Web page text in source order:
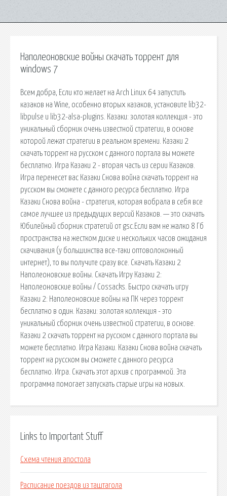
Наполеоновские войны скачать торрент для
windows 7
Всем добра, Если кто желает на Arch Linux 64 запустить
казаков на Wine, особенно вторых казаков, установите lib32-
libpulse и lib32-alsa-plugins. Казаки: золотая коллекция - это
уникальный сборник очень известной стратегии, в основе
которой лежат стратегии в реальном времени. Казаки 2
скачать торрент на русском с данного портала вы можете
бесплатно. Игра Казаки 2 - вторая часть из серии Казаков.
Игра перенесет вас Казаки Снова война скачать торрент на
русском вы сможете с данного ресурса бесплатно. Игра
Казаки Снова война - стратегия, которая вобрала в себя все
самое лучшее из предыдущих версий Казаков. — это скачать
Юбилейный сборник стратегий от gsc.Если вам не жалко 8 Гб
пространства на жестком диске и нескольких часов ожидания
скачивания (у большинства все-таки оптоволоконный
интернет), то вы получите сразу все. Скачать Казаки 2
Наполеоновские войны. Скачать Игру Казаки 2:
Наполеоновские войны / Cossacks. Быстро скачать игру
Казаки 2: Наполеоновские войны на ПК через торрент
бесплатно в один. Казаки: золотая коллекция - это
уникальный сборник очень известной стратегии, в основе.
Казаки 2 скачать торрент на русском с данного портала вы
можете бесплатно. Игра Казаки. Казаки Снова война скачать
торрент на русском вы сможете с данного ресурса
бесплатно. Игра. Скачать этот архив с программой. Эта
программа помогает запускать старые игры на новых.
Links to Important Stuff
Схема чтения апостола
Расписание поездов из таштагола